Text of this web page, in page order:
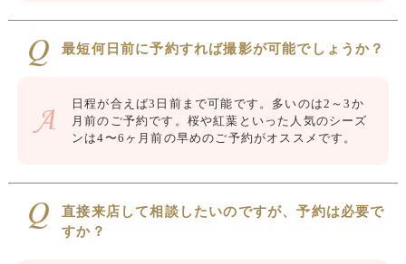
最短何日前に予約すれば撮影が可能でしょうか？
日程が合えば3日前まで可能です。多いのは2～3か
月前のご予約です。桜や紅葉といった人気のシーズ
ンは4〜6ヶ月前の早めのご予約がオススメです。
直接来店して相談したいのですが、予約は必要で
すか？